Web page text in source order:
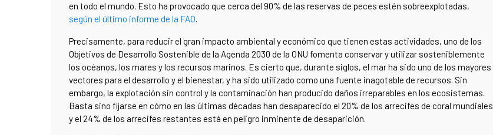
en todo el mundo. Esto ha provocado que cerca del 90% de las reservas de peces estén sobreexplotadas,
según el último informe de la FAO.
Precisamente, para reducir el gran impacto ambiental y económico que tienen estas actividades, uno de los
Objetivos de Desarrollo Sostenible de la Agenda 2030 de la ONU fomenta conservar y utilizar sosteniblemente
los océanos, los mares y los recursos marinos. Es cierto que, durante siglos, el mar ha sido uno de los mayores
vectores para el desarrollo y el bienestar, y ha sido utilizado como una fuente inagotable de recursos. Sin
embargo, la explotación sin control y la contaminación han producido daños irreparables en los ecosistemas.
Basta sino fijarse en cómo en las últimas décadas han desaparecido el 20% de los arrecifes de coral mundiales
y el 24% de los arrecifes restantes está en peligro inminente de desaparición.